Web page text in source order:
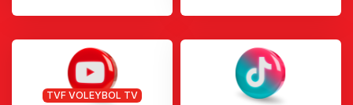
TVF VOLEYBOL TV